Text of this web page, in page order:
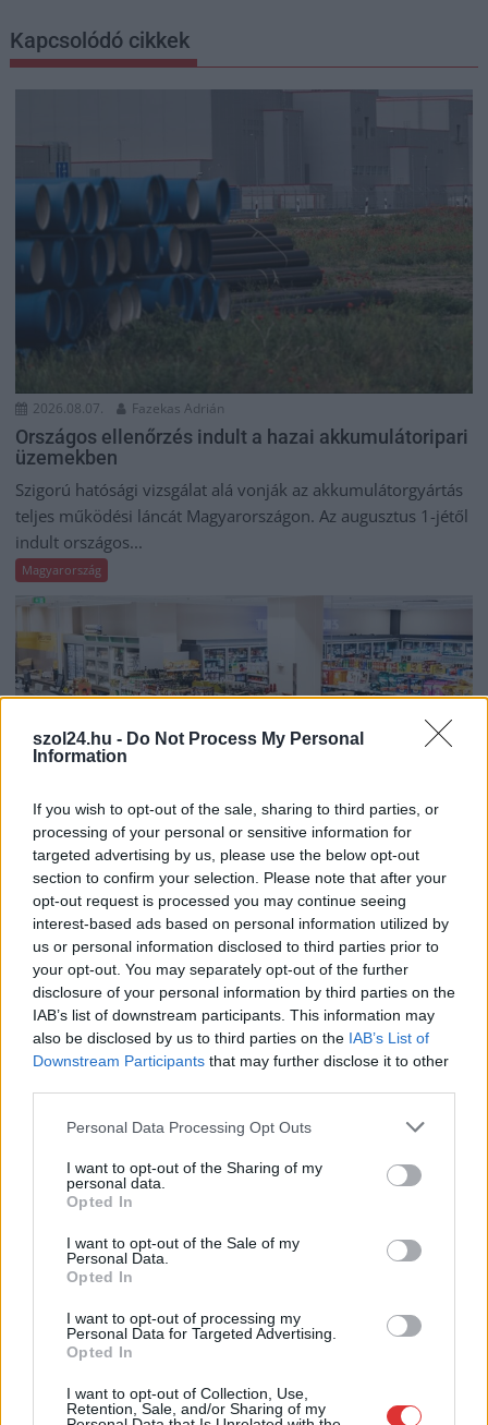
szol24.hu - Do Not Process My Personal
Information
If you wish to opt-out of the sale, sharing to third parties, or
processing of your personal or sensitive information for
targeted advertising by us, please use the below opt-out
section to confirm your selection. Please note that after your
opt-out request is processed you may continue seeing
interest-based ads based on personal information utilized by
us or personal information disclosed to third parties prior to
your opt-out. You may separately opt-out of the further
disclosure of your personal information by third parties on the
IAB’s list of downstream participants. This information may
also be disclosed by us to third parties on the IAB’s List of
Downstream Participants that may further disclose it to other
Please note that this website/app uses one or more Google
not limited to your visit or usage behaviour. You may click to
grant or deny consent to Google and its third-party tags to
use your data for below specified purposes in below Google
consent section.
Personal Data Processing Opt Outs
I want to opt-out of the Sharing of my
personal data.
Opted In
I want to opt-out of the Sale of my
Personal Data.
Opted In
I want to opt-out of processing my
Personal Data for Targeted Advertising.
Opted In
I want to opt-out of Collection, Use,
Retention, Sale, and/or Sharing of my
Kapcsolódó cikkek
2026.08.07. Fazekas Adrián
Országos ellenőrzés indult a hazai akkumulátoripari
üzemekben
Szigorú hatósági vizsgálat alá vonják az akkumulátorgyártás
teljes működési láncát Magyarországon. Az augusztus 1-jétől
indult országos...
Magyarország
2026.08.07. Fazekas Adrián
Az idei év leglassabb növekedését hozta a június a
kiskereskedelemben
Bár a hazai kiskereskedelmi forgalom idén júniusban is
bővülni tudott, a növekedési ütem jelentősen lelassult a...
2026.08.07. Kiss Lajos